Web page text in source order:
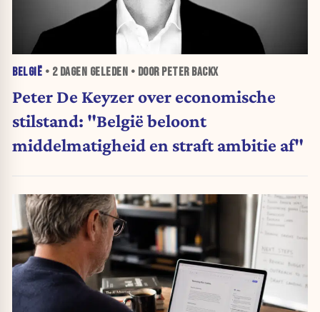
BELGIË • 2 DAGEN GELEDEN • DOOR PETER BACKX
Peter De Keyzer over economische
stilstand: "België beloont
middelmatigheid en straft ambitie af"